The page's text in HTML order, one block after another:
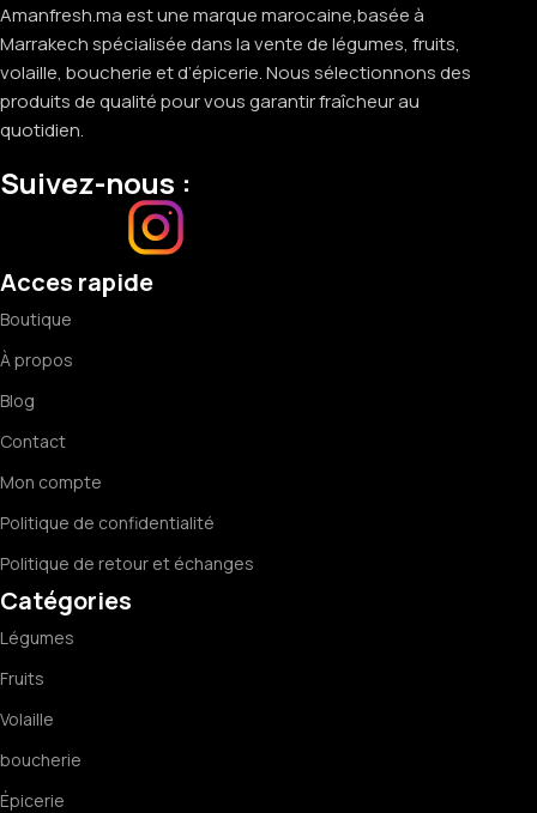
Amanfresh.ma est une marque marocaine,basée à
Marrakech spécialisée dans la vente de légumes, fruits,
volaille, boucherie et d’épicerie. Nous sélectionnons des
produits de qualité pour vous garantir fraîcheur au
quotidien.
Suivez-nous :
Acces rapide
Boutique
À propos
Blog
Contact
Mon compte
Politique de confidentialité
Politique de retour et échanges
Catégories
Légumes
Fruits
Volaille
boucherie
Épicerie